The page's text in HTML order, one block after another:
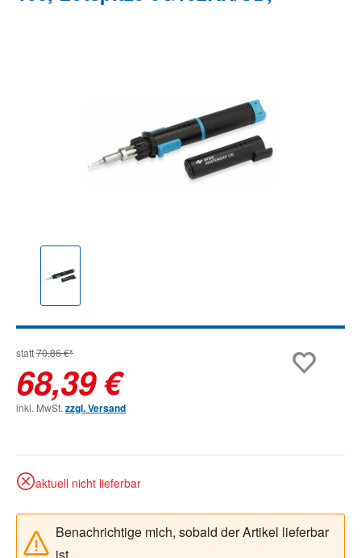
statt70,86 €*
68,39 €
inkl. MwSt. zzgl. Versand
aktuell nicht lieferbar
Benachrichtige mich, sobald der Artikel lieferbar
ist.